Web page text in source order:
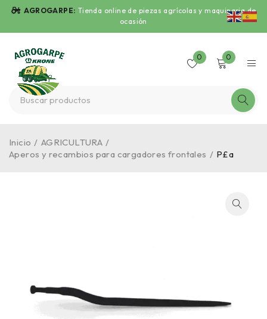
AGROGARPE: Tienda online de piezas agrícolas y maquinaria de
ocasión
0 0
Inicio / AGRICULTURA /
Aperos y recambios para cargadores frontales / P£a